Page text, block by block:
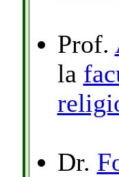
Prof.
la
Dr.